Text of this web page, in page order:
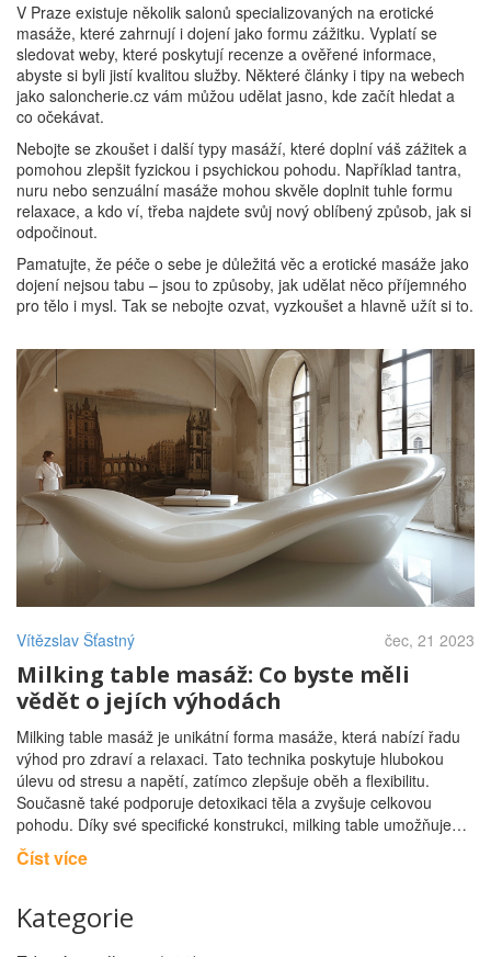
V Praze existuje několik salonů specializovaných na erotické
masáže, které zahrnují i dojení jako formu zážitku. Vyplatí se
sledovat weby, které poskytují recenze a ověřené informace,
abyste si byli jistí kvalitou služby. Některé články i tipy na webech
jako saloncherie.cz vám můžou udělat jasno, kde začít hledat a
co očekávat.
Nebojte se zkoušet i další typy masáží, které doplní váš zážitek a
pomohou zlepšit fyzickou i psychickou pohodu. Například tantra,
nuru nebo senzuální masáže mohou skvěle doplnit tuhle formu
relaxace, a kdo ví, třeba najdete svůj nový oblíbený způsob, jak si
odpočinout.
Pamatujte, že péče o sebe je důležitá věc a erotické masáže jako
dojení nejsou tabu – jsou to způsoby, jak udělat něco příjemného
pro tělo i mysl. Tak se nebojte ozvat, vyzkoušet a hlavně užít si to.
Vítězslav Šťastný čec, 21 2023
Milking table masáž: Co byste měli
vědět o jejích výhodách
Milking table masáž je unikátní forma masáže, která nabízí řadu
výhod pro zdraví a relaxaci. Tato technika poskytuje hlubokou
úlevu od stresu a napětí, zatímco zlepšuje oběh a flexibilitu.
Současně také podporuje detoxikaci těla a zvyšuje celkovou
pohodu. Díky své specifické konstrukci, milking table umožňuje
masérům dosáhnout na oblasti těla, které jsou obvykle obtížně
přístupné. Pokud jste někdy chtěli vyzkoušet něco nového a
právě pro vás.
Číst více
Kategorie